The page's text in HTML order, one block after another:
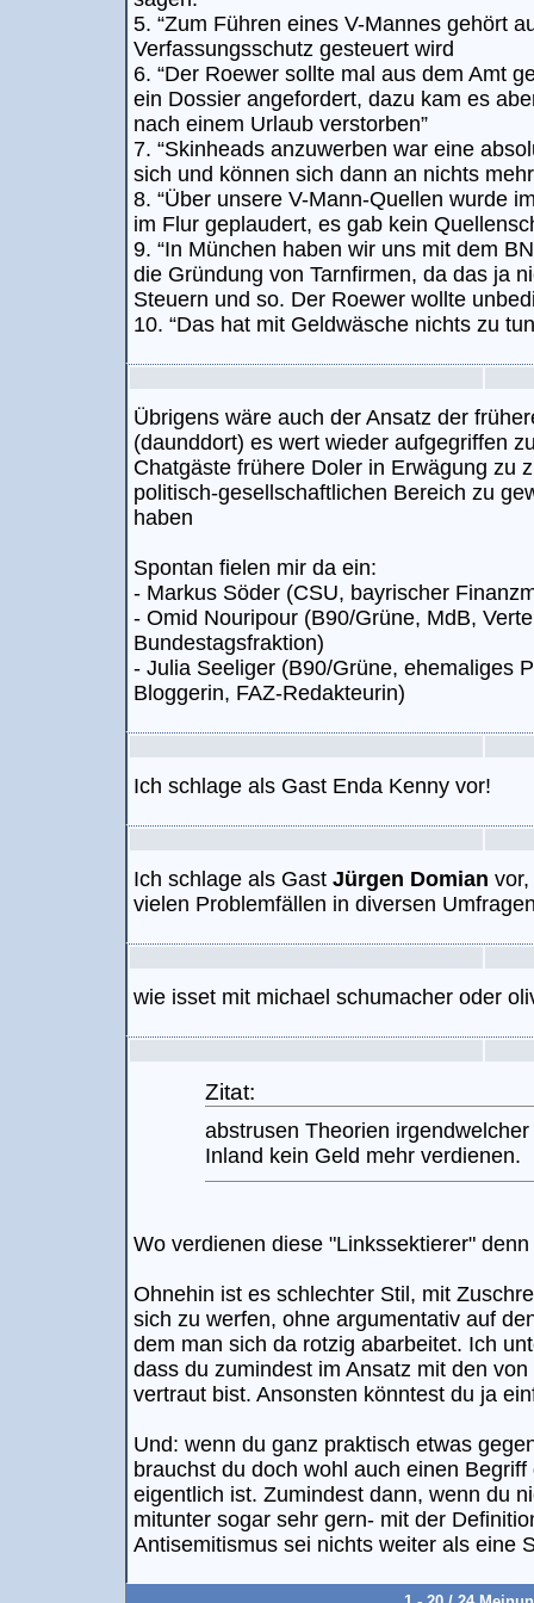
5. “Zum Führen eines V-Mannes gehört
Verfassungsschutz gesteuert wird
6. “Der Roewer sollte mal aus dem Amt
ein Dossier angefordert, dazu kam es
nach einem Urlaub verstorben”
7. “Skinheads anzuwerben war eine
sich und können sich dann an nichts
8. “Über unsere V-Mann-Quellen wurde
im Flur geplaudert, es gab kein
9. “In München haben wir uns mit dem
die Gründung von Tarnfirmen, da das ja
Steuern und so. Der Roewer wollte
10. “Das hat mit Geldwäsche nichts zu
Übrigens wäre auch der Ansatz der
(daunddort) es wert wieder aufgegriffen
Chatgäste frühere Doler in Erwägung zu
politisch-gesellschaftlichen Bereich zu
haben
Spontan fielen mir da ein:
- Markus Söder (CSU, bayrischer
- Omid Nouripour (B90/Grüne, MdB,
Bundestagsfraktion)
- Julia Seeliger (B90/Grüne, ehemaliges
Bloggerin, FAZ-Redakteurin)
Ich schlage als Gast Enda Kenny vor!
Ich schlage als Gast Jürgen Domian
vielen Problemfällen in diversen
wie isset mit michael schumacher oder
Zitat:
abstrusen Theorien
Inland kein Geld mehr verdienen.
Wo verdienen diese "Linkssektierer"
Ohnehin ist es schlechter Stil, mit
sich zu werfen, ohne argumentativ auf
dem man sich da rotzig abarbeitet. Ich
dass du zumindest im Ansatz mit den
vertraut bist. Ansonsten könntest du ja
Und: wenn du ganz praktisch etwas
brauchst du doch wohl auch einen
eigentlich ist. Zumindest dann, wenn du
mitunter sogar sehr gern- mit der
Antisemitismus sei nichts weiter als eine